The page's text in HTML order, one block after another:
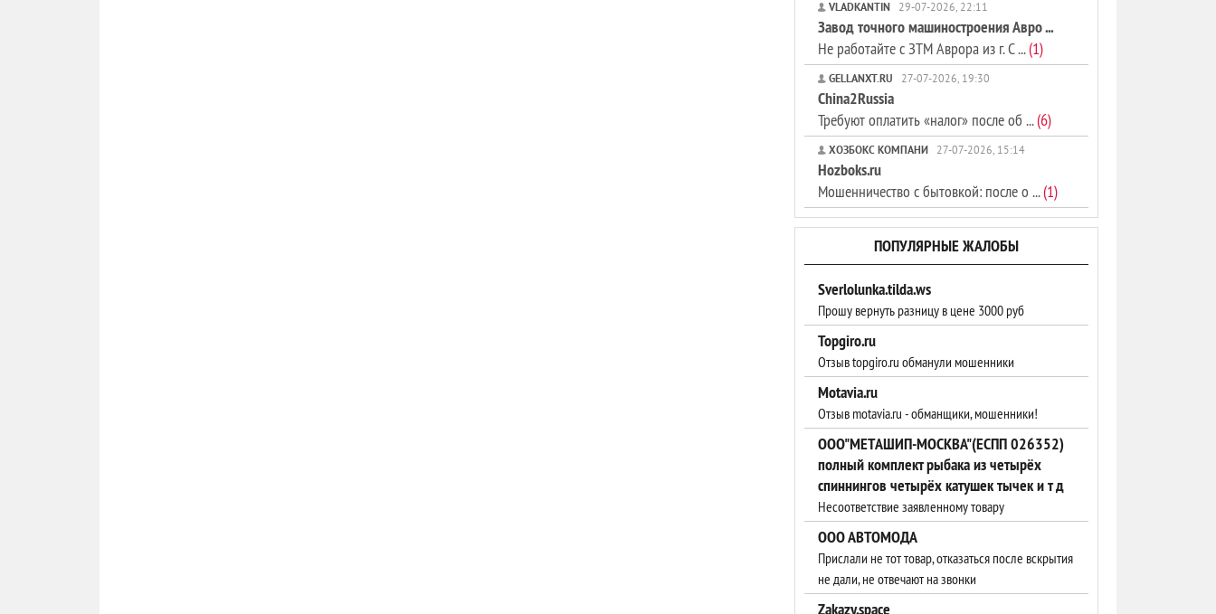
VLADKANTIN 29-07-2026, 22:11
Завод точного машиностроения Авро ...
Не работайте с ЗТМ Аврора из г. С ...(1)
GELLANXT.RU 27-07-2026, 19:30
China2Russia
Требуют оплатить «налог» после об ...(6)
ХОЗБОКС КОМПАНИ 27-07-2026, 15:14
Hozboks.ru
Мошенничество с бытовкой: после о ...(1)
ПОПУЛЯРНЫЕ ЖАЛОБЫ
Sverlolunka.tilda.ws
Прошу вернуть разницу в цене 3000 руб
Topgiro.ru
Отзыв topgiro.ru обманули мошенники
Motavia.ru
Отзыв motavia.ru - обманщики, мошенники!
ООО"МЕТАШИП-МОСКВА"(ЕСПП 026352)
полный комплект рыбака из четырёх
спиннингов четырёх катушек тычек и т д
Несоответствие заявленному товару
ООО АВТОМОДА
Прислали не тот товар, отказаться после вскрытия
не дали, не отвечают на звонки
Zakazy.space